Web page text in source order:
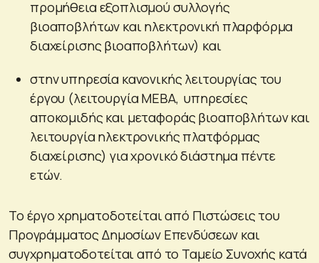
προμήθεια εξοπλισμού συλλογής
βιοαποβλήτων και ηλεκτρονική πλαρφόρμα
διαχείρισης βιοαποβλήτων) και
στην υπηρεσία κανονικής λειτουργίας του
έργου (λειτουργία ΜΕΒΑ, υπηρεσίες
αποκομιδής και μεταφοράς βιοαποβλήτων και
λειτουργία ηλεκτρονικής πλατφόρμας
διαχείρισης) για χρονικό διάστημα πέντε
ετών.
Το έργο χρηματοδοτείται από Πιστώσεις του
Προγράμματος Δημοσίων Επενδύσεων και
συγχρηματοδοτείται από το Ταμείο Συνοχής κατά